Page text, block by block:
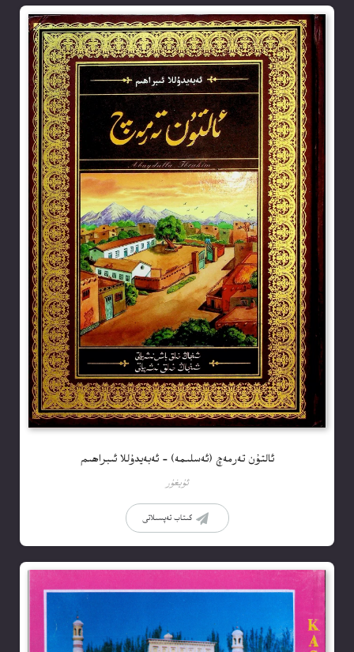
ئالتۇن تەرمەچ (ئەسلىمە) – ئەبەيدۇللا ئىبراھىم
ئۇيغۇر
كىتاب تەپسىلاتى